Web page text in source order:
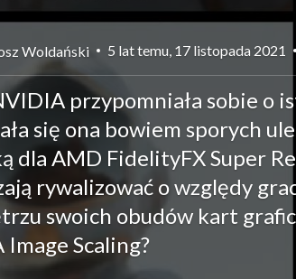
Woldański 5 lat temu, 17 listopada 2021
przypomniała sobie o
się ona bowiem sporych
dla AMD FidelityFX Super
rywalizować o względy
swoich obudów kart
Scaling?